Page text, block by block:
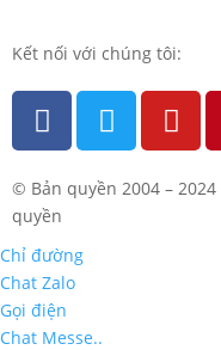
Kết nối với chúng tôi:
© Bản quyền 2004 – 2024
quyền
Chỉ đường
Chat Zalo
Gọi điện
Chat Messe..